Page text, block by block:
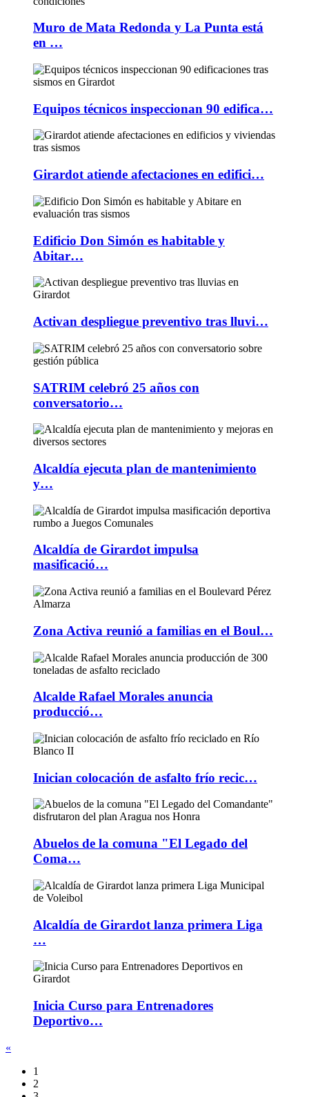
Muro de Mata Redonda y La Punta está
en …
Equipos técnicos inspeccionan 90 edifica…
Girardot atiende afectaciones en edifici…
Edificio Don Simón es habitable y
Abitar…
Activan despliegue preventivo tras lluvi…
SATRIM celebró 25 años con
conversatorio…
Alcaldía ejecuta plan de mantenimiento
y…
Alcaldía de Girardot impulsa
masificació…
Zona Activa reunió a familias en el Boul…
Alcalde Rafael Morales anuncia
producció…
Inician colocación de asfalto frío recic…
Abuelos de la comuna "El Legado del
Coma…
Alcaldía de Girardot lanza primera Liga
…
Inicia Curso para Entrenadores
Deportivo…
«
1
2